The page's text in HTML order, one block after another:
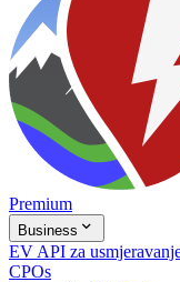
Premium
Business 
EV API za
CPOs